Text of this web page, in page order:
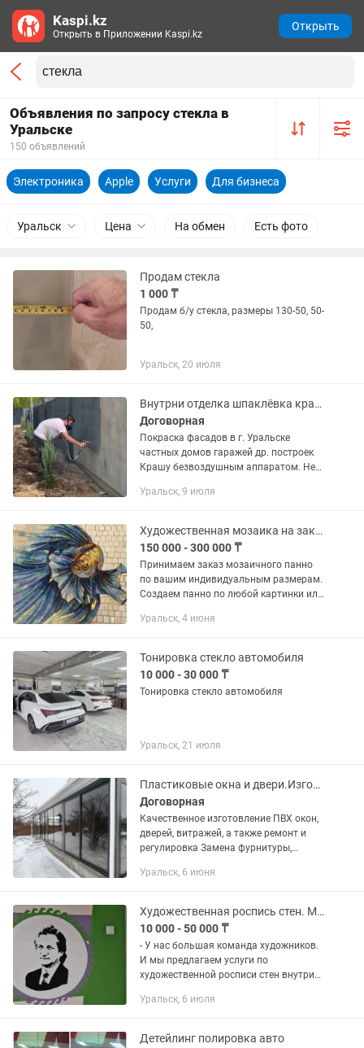
Объявления по запросу стекла в
Уральске
150 объявлений
Электроника Apple Услуги Для бизнеса
Уральск Цена На обмен Есть фото
Продам стекла
1 000 ₸
Продам б/у стекла, размеры 130-50, 50-
50,
Уральск, 20 июля
Внутрни отделка шпаклёвка краска стекла холст
Договорная
Покраска фасадов в г. Уральске
частных домов гаражей др. построек
Крашу безвоздушным аппаратом. Не
Уральск, 9 июля
Художественная мозаика на заказ. Мозаика. Смальта. Стекло. Керамика.
150 000 - 300 000 ₸
Принимаем заказ мозаичного панно
по вашим индивидуальным размерам.
Создаем панно по любой картинки или
Мозаичное панно это самое роскошное
Уральск, 4 июня
Тонировка стекло автомобиля
10 000 - 30 000 ₸
Тонировка стекло автомобиля
Уральск, 21 июля
Пластиковые окна и двери.Изготовление пластиковых ПВХ Окон, Дверей, Витражи
Договорная
Качественное изготовление ПВХ окон,
дверей, витражей, а также ремонт и
регулировка Замена фурнитуры,
пакетов. Установка откосов. А так же
Уральск, 6 июня
Художественная роспись стен. Мурал. Художник. Оформление стен.
10 000 - 50 000 ₸
- У нас большая команда художников.
И мы предлагаем услуги по
художественной росписи стен внутри
офисов, стен школ и детских садов и в
Уральск, 6 июля
Детейлинг полировка авто
Kaspi.kz
Открыть в Приложении Kaspi.kz
Открыть